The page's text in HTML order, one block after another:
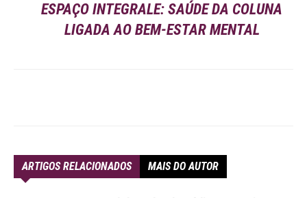
ESPAÇO INTEGRALE: SAÚDE DA COLUNA
LIGADA AO BEM-ESTAR MENTAL
ARTIGOS RELACIONADOS MAIS DO AUTOR